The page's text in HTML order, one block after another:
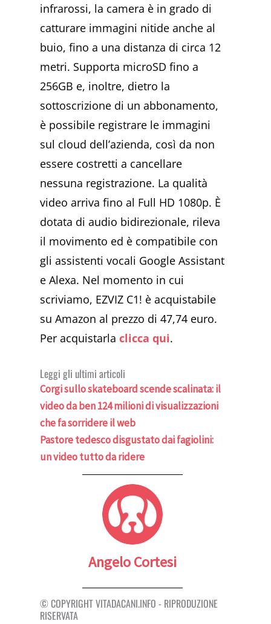
infrarossi, la camera è in grado di
catturare immagini nitide anche al
buio, fino a una distanza di circa 12
metri. Supporta microSD fino a
256GB e, inoltre, dietro la
sottoscrizione di un abbonamento,
è possibile registrare le immagini
sul cloud dell’azienda, così da non
essere costretti a cancellare
nessuna registrazione. La qualità
video arriva fino al Full HD 1080p. È
dotata di audio bidirezionale, rileva
il movimento ed è compatibile con
gli assistenti vocali Google Assistant
e Alexa. Nel momento in cui
scriviamo, EZVIZ C1! è acquistabile
su Amazon al prezzo di 47,74 euro.
Per acquistarlaclicca qui.
Leggi gli ultimi articoli
Corgi sullo skateboard scende scalinata: il
video da ben 124 milioni di visualizzazioni
che fa sorridere il web
Pastore tedesco disgustato dai fagiolini:
un video tutto da ridere
Angelo Cortesi
© COPYRIGHT VITADACANI.INFO - RIPRODUZIONE
RISERVATA